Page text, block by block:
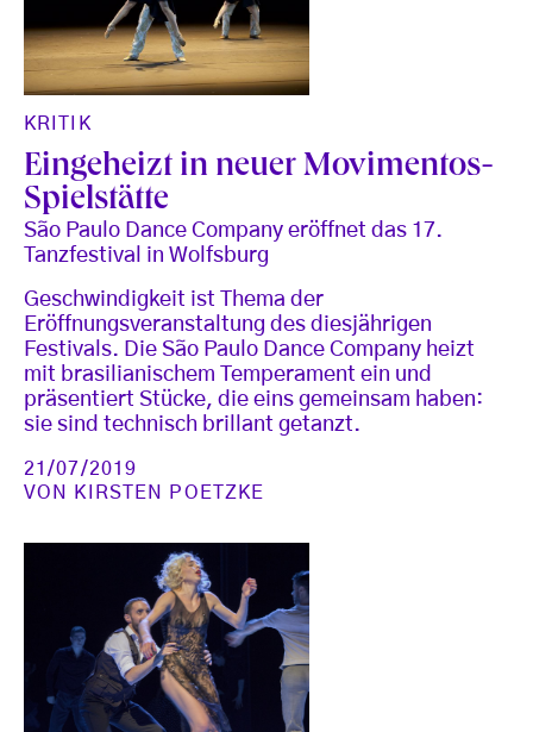
KRITIK
Eingeheizt in neuer Movimentos-
Spielstätte
São Paulo Dance Company eröffnet das 17.
Tanzfestival in Wolfsburg
Geschwindigkeit ist Thema der
Eröffnungsveranstaltung des diesjährigen
Festivals. Die São Paulo Dance Company heizt
mit brasilianischem Temperament ein und
präsentiert Stücke, die eins gemeinsam haben:
sie sind technisch brillant getanzt.
21/07/2019
VON
KIRSTEN POETZKE